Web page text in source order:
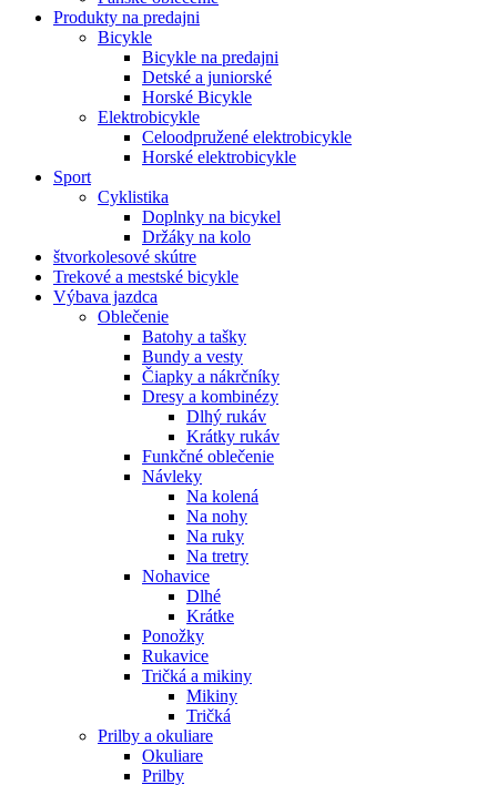
Produkty na predajni
Bicykle
Bicykle na predajni
Detské a juniorské
Horské Bicykle
Elektrobicykle
Celoodpružené elektrobicykle
Horské elektrobicykle
Sport
Cyklistika
Doplnky na bicykel
Držáky na kolo
štvorkolesové skútre
Trekové a mestské bicykle
Výbava jazdca
Oblečenie
Batohy a tašky
Bundy a vesty
Čiapky a nákrčníky
Dresy a kombinézy
Dlhý rukáv
Krátky rukáv
Funkčné oblečenie
Návleky
Na kolená
Na nohy
Na ruky
Na tretry
Nohavice
Dlhé
Krátke
Ponožky
Rukavice
Tričká a mikiny
Mikiny
Tričká
Prilby a okuliare
Okuliare
Prilby